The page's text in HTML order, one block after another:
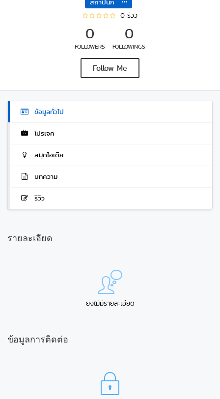
สถาปนิก
0 รีวิว
0
FOLLOWINGS
0
FOLLOWERS
Follow Me
ข้อมูลทั่วไป
โปรเจค
สมุดไอเดีย
บทความ
รีวิว
รายละเอียด
ยังไม่มีรายละเอียด
ข้อมูลการติดต่อ